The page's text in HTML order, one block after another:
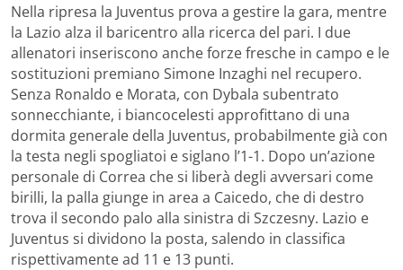
Nella ripresa la Juventus prova a gestire la gara, mentre
la Lazio alza il baricentro alla ricerca del pari. I due
allenatori inseriscono anche forze fresche in campo e le
sostituzioni premiano Simone Inzaghi nel recupero.
Senza Ronaldo e Morata, con Dybala subentrato
sonnecchiante, i biancocelesti approfittano di una
dormita generale della Juventus, probabilmente già con
la testa negli spogliatoi e siglano l’1-1. Dopo un’azione
personale di Correa che si liberà degli avversari come
birilli, la palla giunge in area a Caicedo, che di destro
trova il secondo palo alla sinistra di Szczesny. Lazio e
Juventus si dividono la posta, salendo in classifica
rispettivamente ad 11 e 13 punti.